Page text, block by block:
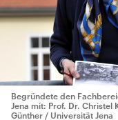
Begründete den
Jena mit: Prof. Dr. Christel
Günther / Universität Jena